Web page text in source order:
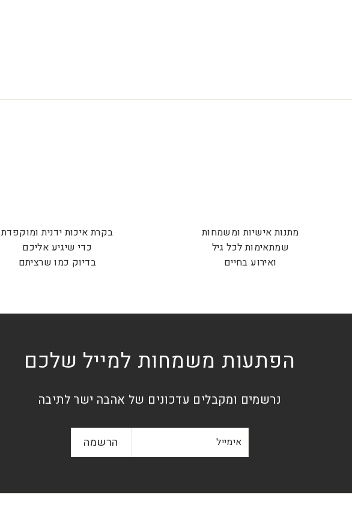
מתנות אישיות ומשמחות
שמתאימות לכל גיל
ואירוע בחיים
בקרת איכות ידנית ומוקפדת
כדי שיגיע אליכם
בדיוק כמו שרציתם
הפתעות משמחות למייל שלכם
נרשמים ומקבלים עדכונים של אהבה ישר לתיבה
הרשמה